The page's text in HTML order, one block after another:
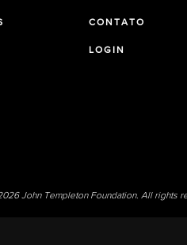
CONTATO
LOGIN
John Templeton Foundation. All rights